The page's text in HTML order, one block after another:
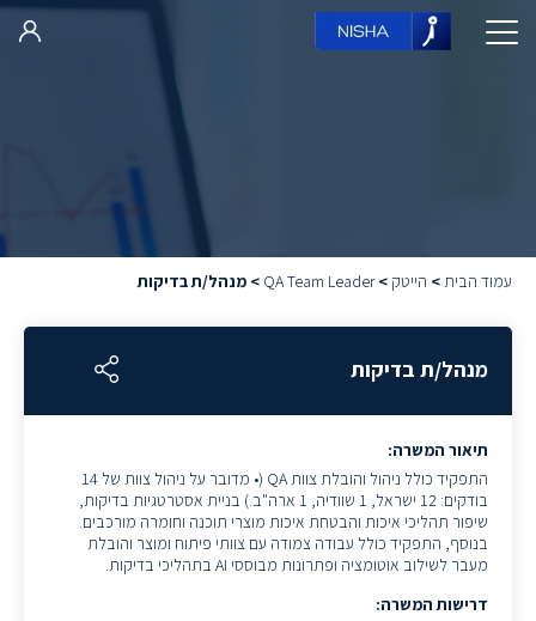
עמוד הבית> הייטק >
QA Team Leader
> מנהל/ת בדיקות
מנהל/ת בדיקות
תיאור המשרה:
התפקיד כולל ניהול והובלת צוות QA (• מדובר על ניהול צוות של 14
בודקים: 12 ישראל, 1 שוודיה, 1 ארה"ב.) בניית אסטרטגיות בדיקות,
שיפור תהליכי איכות והבטחת איכות מוצרי תוכנה וחומרה מורכבים.
בנוסף, התפקיד כולל עבודה צמודה עם צוותי פיתוח ומוצר והובלת
מעבר לשילוב אוטומציה ופתרונות מבוססי AI בתהליכי בדיקות.
דרישות המשרה: